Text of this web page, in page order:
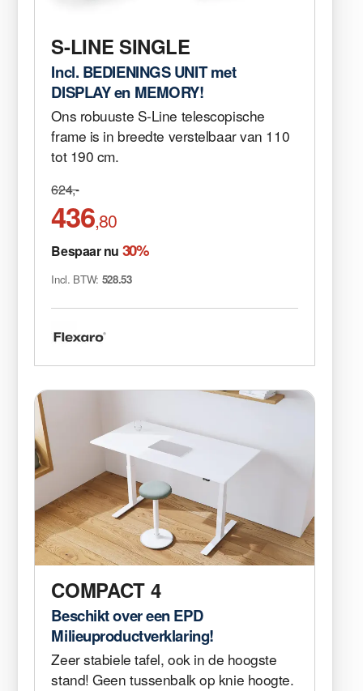
S-LINE SINGLE
Incl. BEDIENINGS UNIT met
DISPLAY en MEMORY!
Ons robuuste S-Line telescopische
frame is in breedte verstelbaar van 110
tot 190 cm.
624,-
436,80
Bespaar nu 30%
Incl. BTW: 528.53
COMPACT 4
Beschikt over een EPD
Milieuproductverklaring!
Zeer stabiele tafel, ook in de hoogste
stand! Geen tussenbalk op knie hoogte.